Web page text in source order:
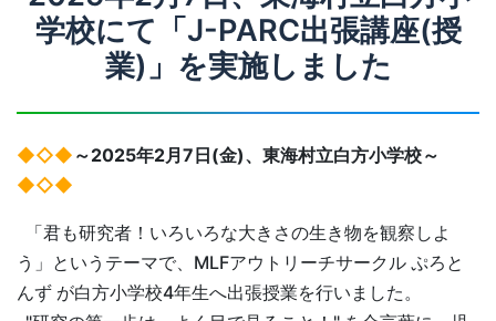
学校にて「J-PARC出張講座(授
業)」を実施しました
◆◇◆ ～2025年2月7日(金)、東海村立白方小学校～
◆◇◆
「君も研究者！いろいろな大きさの生き物を観察しよ
う」というテーマで、MLFアウトリーチサークル ぷろと
んず が白方小学校4年生へ出張授業を行いました。